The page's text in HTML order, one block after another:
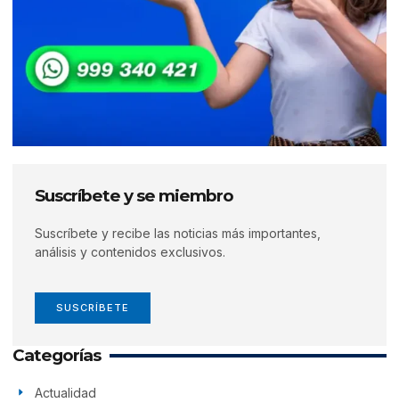
Suscríbete y se miembro
Suscríbete y recibe las noticias más importantes,
análisis y contenidos exclusivos.
SUSCRÍBETE
Categorías
Actualidad